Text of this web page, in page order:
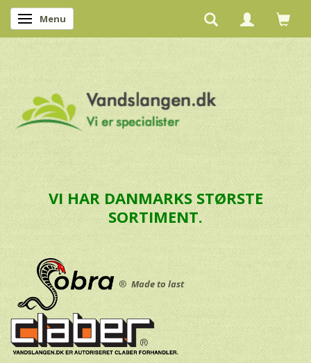
Skifte navigation
Menu
VI HAR DANMARKS STØRSTE
SORTIMENT.
® Made to last